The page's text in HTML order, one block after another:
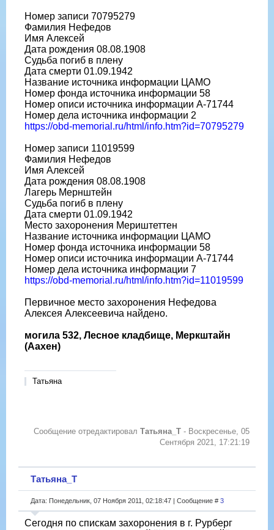
Номер записи 70795279
Фамилия Нефедов
Имя Алексей
Дата рождения 08.08.1908
Судьба погиб в плену
Дата смерти 01.09.1942
Название источника информации ЦАМО
Номер фонда источника информации 58
Номер описи источника информации A-71744
Номер дела источника информации 2
https://obd-memorial.ru/html/info.htm?id=70795279
Номер записи 11019599
Фамилия Нефедов
Имя Алексей
Дата рождения 08.08.1908
Лагерь Мернштейн
Судьба погиб в плену
Дата смерти 01.09.1942
Место захоронения Мериштеттен
Название источника информации ЦАМО
Номер фонда источника информации 58
Номер описи источника информации A-71744
Номер дела источника информации 7
https://obd-memorial.ru/html/info.htm?id=11019599
Первичное место захоронения Нефедова
Алексея Алексеевича найдено.
могила 532, Лесное кладбище, Меркштайн
(Аахен)
Татьяна
Сообщение отредактировал Татьяна_Т - Воскресенье, 05
Сентября 2021, 17:21:19
Татьяна_Т
Дата: Понедельник, 07 Ноября 2011, 02:18:47 | Сообщение # 3
Сегодня по спискам захоронения в г. Рурберг